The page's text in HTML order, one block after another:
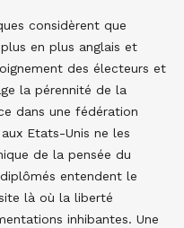
considèrent que
en plus anglais et
des électeurs et
la pérennité de la
dans une fédération
Etats-Unis ne les
de la pensée du
entendent le
là où la liberté
inhibantes. Une